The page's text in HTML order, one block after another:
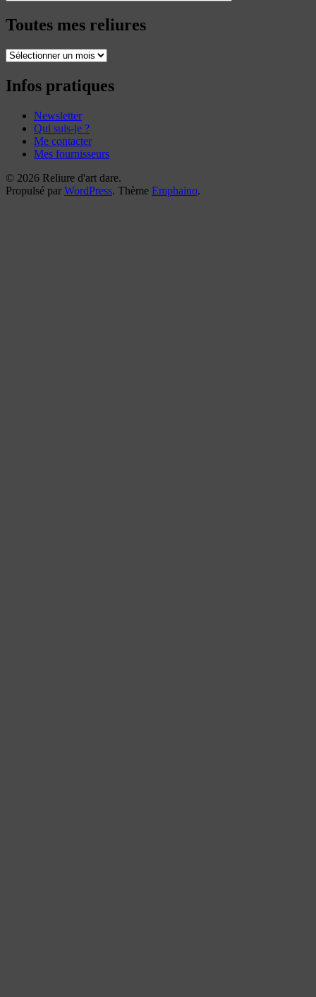
Toutes mes reliures
Toutes
reliures
Infos pratiques
Newsletter
Qui suis-je ?
Me contacter
Mes fournisseurs
© 2026 Reliure d'art dare.
Propulsé par WordPress. Thème Emphaino.